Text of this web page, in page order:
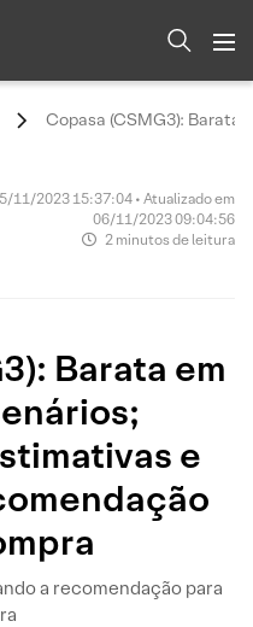
Copasa (CSMG3): Barata
11/2023 15:37:04 • Atualizado em
06/11/2023 09:04:56
2 minutos de leitura
Barata em
e
a recomendação para